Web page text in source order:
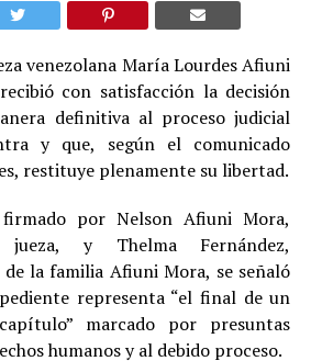
venezolana María Lourdes Afiuni
con satisfacción la decisión
definitiva al proceso judicial
y que, según el comunicado
restituye plenamente su libertad.
por Nelson Afiuni Mora,
y Thelma Fernández,
la familia Afiuni Mora, se señaló
representa “el final de un
marcado por presuntas
humanos y al debido proceso.